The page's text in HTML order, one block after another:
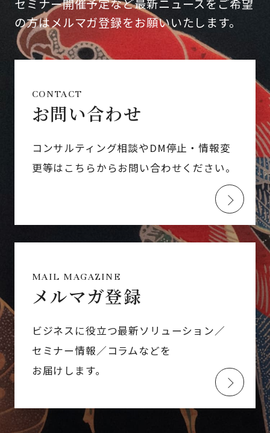
セミナー開催予定など最新ニュースをご希望
の方はメルマガ登録をお願いいたします。
CONTACT
お問い合わせ
コンサルティング相談やDM停止・情報変
更等はこちらからお問い合わせください。
MAIL MAGAZINE
メルマガ登録
ビジネスに役立つ最新ソリューション／
セミナー情報／コラムなどを
お届けします。